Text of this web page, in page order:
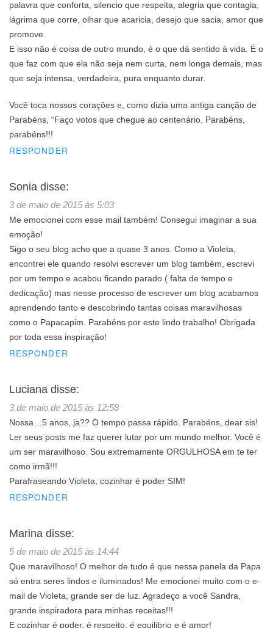
palavra que conforta, silencio que respeita, alegria que contagia,
lágrima que corre, olhar que acaricia, desejo que sacia, amor que
promove.
E isso não é coisa de outro mundo, é o que dá sentido à vida. É o
que faz com que ela não seja nem curta, nem longa demais, mas
que seja intensa, verdadeira, pura enquanto durar.
Você toca nossos corações e, como dizia uma antiga canção de
Parabéns, “Faço votos que chegue ao centenário. Parabéns,
parabéns!!!
RESPONDER
Sonia disse:
3 de maio de 2015 às 5:03
Me emocionei com esse mail também! Consegui imaginar a sua
emoção!
Sigo o seu blog acho que a quase 3 anos. Como a Violeta,
encontrei ele quando resolvi escrever um blog também, escrevi
por um tempo e acabou ficando parado ( falta de tempo e
dedicação) mas nesse processo de escrever um blog acabamos
aprendendo tanto e descobrindo tantas coisas maravilhosas
como o Papacapim. Parabéns por este lindo trabalho! Obrigada
por toda essa inspiração!
RESPONDER
Luciana disse:
3 de maio de 2015 às 12:58
Nossa…5 anos, ja?? O tempo passa rápido. Parabéns, dear sis!
Ler seus posts me faz querer lutar por um mundo melhor. Você é
um ser maravilhoso. Sou extremamente ORGULHOSA em te ter
como irmã!!!
Parafraseando Violeta, cozinhar é poder SIM!
RESPONDER
Marina disse:
5 de maio de 2015 às 14:44
Que maravilhoso! O melhor de tudo é que nessa panela da Papa
só entra seres lindos e iluminados! Me emocionei muito com o e-
mail de Violeta, grande ser de luz. Agradeço a você Sandra,
grande inspiradora para minhas receitas!!!
E cozinhar é poder, é respeito, é equilibrio e é amor!